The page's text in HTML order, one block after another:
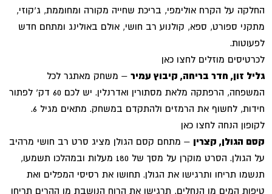
החלקה על הקרח אולימפי, בריכת שחייה מקורה ומחוממת, ג'קוזי,
מתקני ספורט, ספא, קולנוע רב חושי, אולם באולינג ומתחם חדש
לפעוטות.
לכרטיסים מוזלים לחצו כאן
גליל זון, חדר בריחה, קיבוץ עמיר – משחק מאתגר לכל
המשפחה, הרפתקה מלאת מסתורין ואדרנלין. יש לכם 60 דק' לפתור
חידות, לחשוף את הרמזים ולהתקדם במשחק. מתאים מגיל 6.
לקופון הנחה לחצו כאן
קסם הגולן, קצרין – מתחם קסם הגולן מציג סרט רב חושי מרהיב
על הגולן. הסרט מוקרן על מסך של 180 מעלות ובמהלכו תשמעו,
תנשמו תריחו ותרגישו את הגולן. תחושו את רסיסי המפלים ואת
טיפות המים מן הנחלים, תרגישו את הרוח הנושבת מן ההרים תריחו